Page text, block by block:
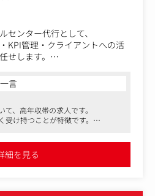
推進
場としてのイベントなど様々で
アーティストのライブにちなん
ではイメージカラーの5色に合
連携
ケティング支援
センター代行として、
KPI管理・クライアントへの活
せします。
ポート業務（入社後約3ヶ月）
・管理・改善PDCAの実行
動報告資料作成・報告（Exce
ートあり）
施など拠点オペレーションの仕
言
、高年収帯の求人です。
け持つことが特徴です。
細を見る